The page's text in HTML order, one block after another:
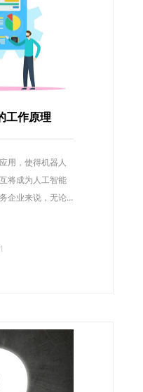
工作原理
用，使得机器人
将成为人工智能
企业来说，无论
人工成本，还可
服务人员的最佳